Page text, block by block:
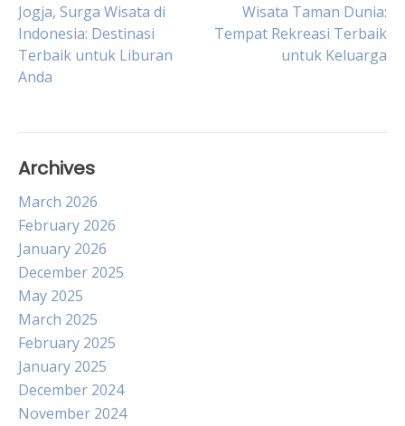
Post
navigation
Jogja, Surga Wisata di
Indonesia: Destinasi
Terbaik untuk Liburan
Anda
Wisata Taman Dunia:
Tempat Rekreasi Terbaik
untuk Keluarga
Archives
March 2026
February 2026
January 2026
December 2025
May 2025
March 2025
February 2025
January 2025
December 2024
November 2024